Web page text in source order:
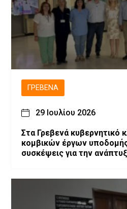
ΓΡΕΒΕΝΆ
29 Ιουλίου 2026
Στα Γρεβενά κυβερνητικό
κομβικών έργων υποδομής
συσκέψεις για την